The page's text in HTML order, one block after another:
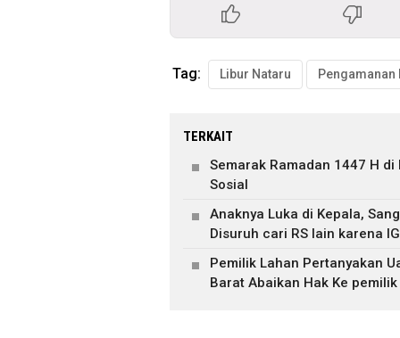
Tag: Libur Nataru
TERKAIT
Semarak Ramadan 1447 H
Sosial
Anaknya Luka di Kepala,
Disuruh cari RS lain karena
Pemilik Lahan Pertanyakan
Barat Abaikan Hak Ke